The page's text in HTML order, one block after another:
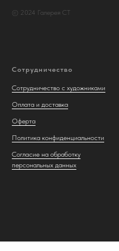
© 2024 Галерея СТ
Сотрудничество
Сотрудничество с художниками
Оплата и доставка
Оферта
Политика конфиденциальности
Согласие на обработку
персональных данных